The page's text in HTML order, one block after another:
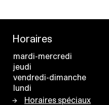
Horaires
mardi-mercredi
jeudi
vendredi-dimanche
lundi
Horaires spéciaux